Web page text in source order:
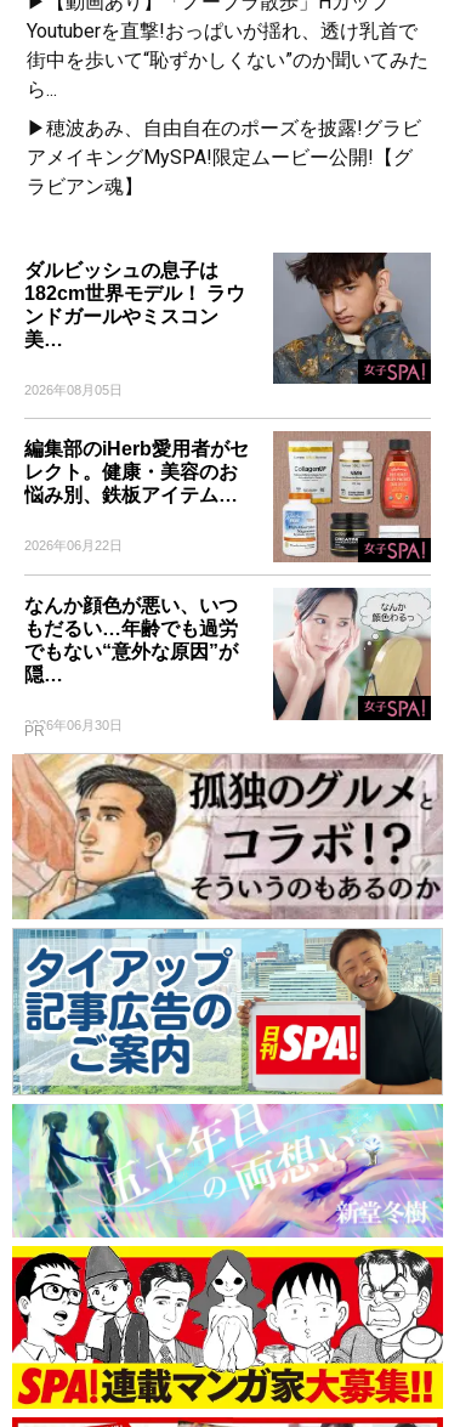
Youtuberを直撃!おっぱいが揺れ、透け乳首で
街中を歩いて“恥ずかしくない”のか聞いてみた
ら...
▶穂波あみ、自由自在のポーズを披露!グラビ
アメイキングMySPA!限定ムービー公開!【グ
ラビアン魂】
ダルビッシュの息子は
182cm世界モデル！ ラウ
ンドガールやミスコン
美…
2026年08月05日
編集部のiHerb愛用者がセ
レクト。健康・美容のお
悩み別、鉄板アイテム…
2026年06月22日
なんか顔色が悪い、いつ
もだるい…年齢でも過労
でもない“意外な原因”が
隠…
2026年06月30日
PR